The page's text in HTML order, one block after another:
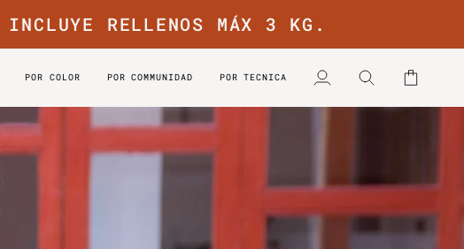
RELLENOS MÁX 3 KG.
POR COLOR POR COMMUNIDAD POR TECNICA
Mi
Buscar Carrito